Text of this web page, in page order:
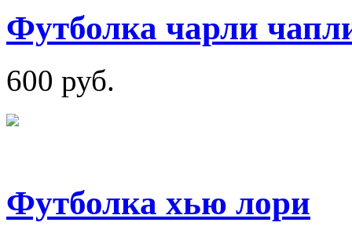
Футболка чарли
600 руб.
Футболка хью лори